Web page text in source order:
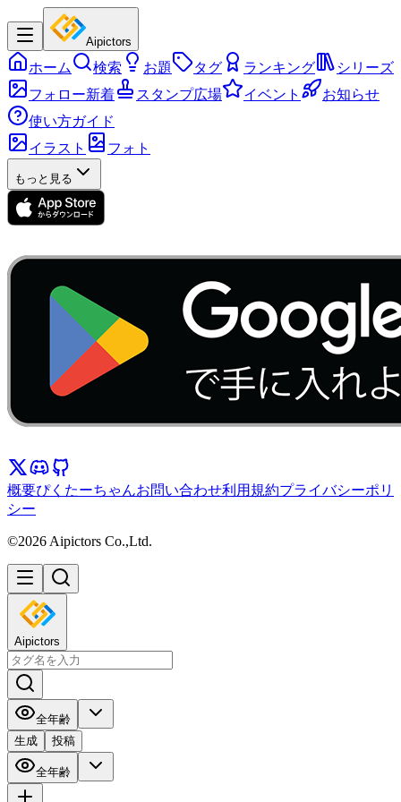
Aipictors
ホーム 検索 お題 タグ ランキング
シリーズ
フォロー新着
スタンプ広場 イベント
お知らせ
使い方ガイド
イラスト
フォト
もっと見る
概要ぴくたーちゃんお問い合わせ利用規約プライバシーポリ
シー
©2026 Aipictors Co.,Ltd.
Aipictors
全年齢
生成
投稿
全年齢